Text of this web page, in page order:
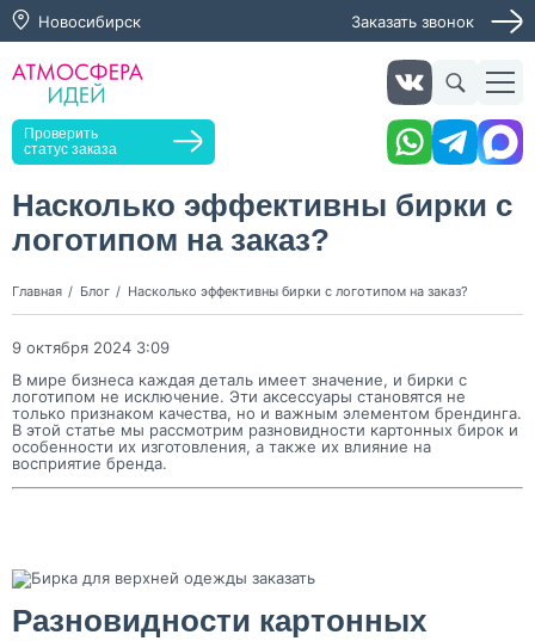
Новосибирск Заказать звонок
Проверить
статус заказа
Насколько эффективны бирки с
логотипом на заказ?
Главная Блог Насколько эффективны бирки с логотипом на заказ?
9 октября 2024 3:09
В мире бизнеса каждая деталь имеет значение, и бирки с
логотипом не исключение. Эти аксессуары становятся не
только признаком качества, но и важным элементом брендинга.
В этой статье мы рассмотрим разновидности картонных бирок и
особенности их изготовления, а также их влияние на
восприятие бренда.
Разновидности картонных
Заказать звонок
Нажимая кнопку "Оставить заявку", я даю согласие на
Нажимая на кнопку, я даю согласие на получение
Оставить
заявку